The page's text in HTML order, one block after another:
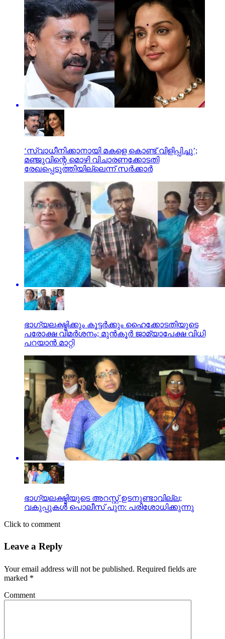
‘സ്വാധീനിക്കാനായി മകളെ കൊണ്ട് വിളിപ്പിച്ചു’;
മഞ്ജുവിന്റെ മൊഴി വിചാരണക്കോടതി
രേഖപ്പെടുത്തിയില്ലെന്ന് സര്‍ക്കാര്‍
ഭാഗ്യലക്ഷ്മിക്കും കൂട്ടര്‍ക്കും ഹൈക്കോടതിയുടെ
പരോക്ഷ വിമര്‍ശനം; മുന്‍കൂര്‍ ജാമ്യാപേക്ഷ വിധി
പറയാന്‍ മാറ്റി
ഭാഗ്യലക്ഷ്മിയുടെ അറസ്റ്റ് ഉടനുണ്ടാവില്ല;
വകുപ്പുകള്‍ പൊലീസ് പുന: പരിശോധിക്കുന്നു
Click to comment
Leave a Reply
Your email address will not be published. Required fields are
marked *
Comment